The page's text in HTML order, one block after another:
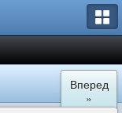
Вперед
»